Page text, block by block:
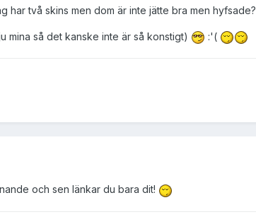
har två skins men dom är inte jätte bra men hyfsade?
mina så det kanske inte är så konstigt) :'(
och sen länkar du bara dit!